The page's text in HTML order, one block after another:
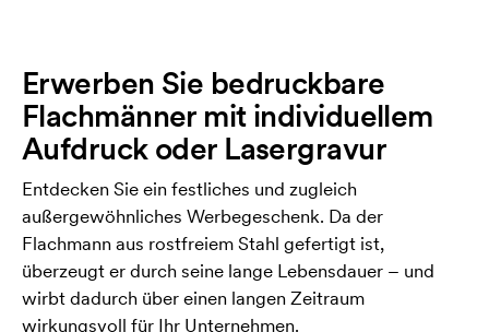
Erwerben Sie bedruckbare
Flachmänner mit individuellem
Aufdruck oder Lasergravur
Entdecken Sie ein festliches und zugleich
außergewöhnliches Werbegeschenk. Da der
Flachmann aus rostfreiem Stahl gefertigt ist,
überzeugt er durch seine lange Lebensdauer – und
wirbt dadurch über einen langen Zeitraum
wirkungsvoll für Ihr Unternehmen.